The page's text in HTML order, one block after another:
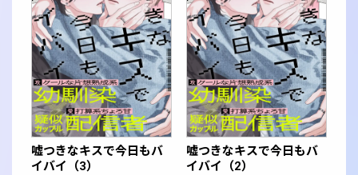
嘘つきなキスで今日もバ
イバイ（3）
嘘つきなキスで今日もバ
イバイ（2）